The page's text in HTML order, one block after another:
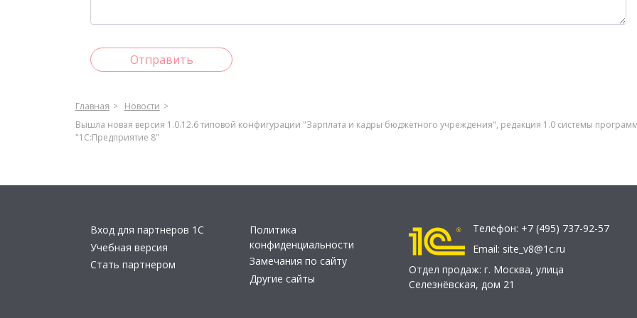
Отправить
Главная
Новости
Вышла новая версия 1.0.12.6 типовой конфигурации "Зарплата и кадры бюджетного учреждения", редакция 1.0 системы
"1С:Предприятие 8"
Вход для партнеров 1С
Учебная версия
Стать партнером
Политика
конфиденциальности
Замечания по сайту
Другие сайты
Телефон: +7 (495) 737-92-57
Email: site_v8@1c.ru
Отдел продаж: г. Москва, улица
Селезнёвская, дом 21